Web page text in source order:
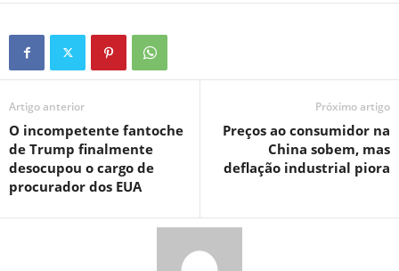
Artigo anterior
O incompetente fantoche
de Trump finalmente
desocupou o cargo de
procurador dos EUA
Próximo artigo
Preços ao consumidor na
China sobem, mas
deflação industrial piora